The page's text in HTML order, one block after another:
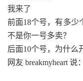
我来了
前面18个号，有多少
不是你一号多卖？
后面10个号，为什么
网友 breakmyheart 说：